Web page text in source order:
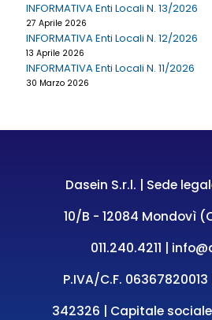
INFORMATIVA Enti Locali N. 13/2026
27 Aprile 2026
INFORMATIVA Enti Locali N. 12/2026
13 Aprile 2026
INFORMATIVA Enti Locali N. 11/2026
30 Marzo 2026
Dasein S.r.l. | Sede
10/B - 12084 Mondovì
011.240.4211
P.IVA/C.F. 06367820013
342326 | Capitale